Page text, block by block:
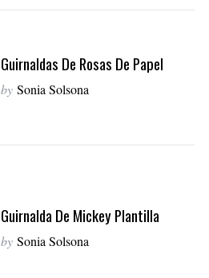
Guirnaldas De Rosas De Papel
by Sonia Solsona
Guirnalda De Mickey Plantilla
by Sonia Solsona